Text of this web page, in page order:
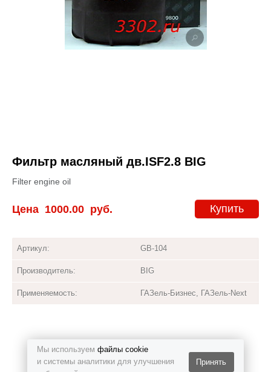
Мы используем файлы cookie
и системы аналитики для улучшения
Принять
Фильтр масляный дв.ISF2.8 BIG
Filter engine oil
Купить
Цена 1000.00 руб.
Артикул: GB-104
Производитель: BIG
Применяемость: ГАЗель-Бизнес, ГАЗель-Next